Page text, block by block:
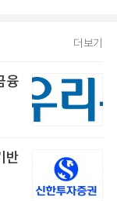
더보기
융
반